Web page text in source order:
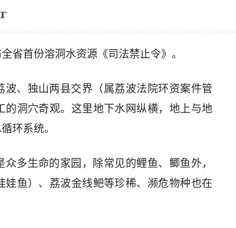
省首份溶洞水资源《司法禁止令》。
、独山两县交界（属荔波法院环资案件管
洞穴奇观。这里地下水网纵横，地上与地
环系统。
多生命的家园，除常见的鲤鱼、鲫鱼外，
娃鱼）、荔波金线鲃等珍稀、濒危物种也在